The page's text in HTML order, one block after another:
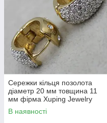
Сережки кільця позолота
діаметр 20 мм товщина 11
мм фірма Xuping Jewelry
золоті кристали бочонки
В наявності